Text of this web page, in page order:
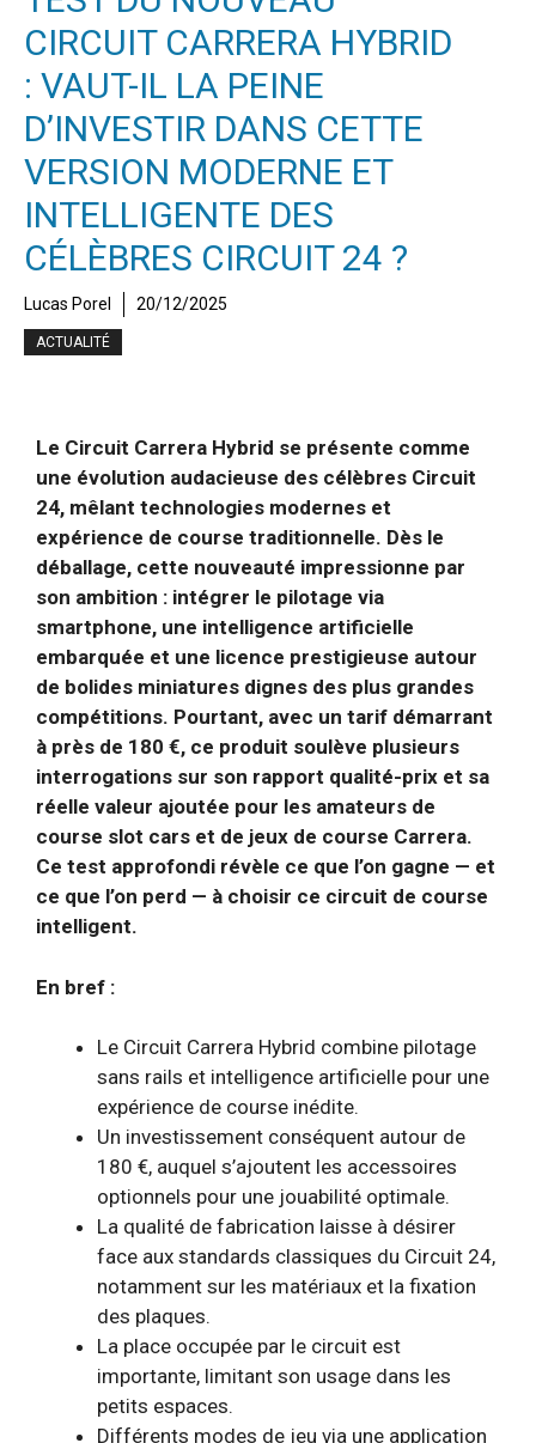
CIRCUIT CARRERA HYBRID
: VAUT-IL LA PEINE
D’INVESTIR DANS CETTE
VERSION MODERNE ET
INTELLIGENTE DES
CÉLÈBRES CIRCUIT 24 ?
Lucas Porel 20/12/2025
ACTUALITÉ
Le Circuit Carrera Hybrid se présente comme
une évolution audacieuse des célèbres Circuit
24, mêlant technologies modernes et
expérience de course traditionnelle. Dès le
déballage, cette nouveauté impressionne par
son ambition : intégrer le pilotage via
smartphone, une intelligence artificielle
embarquée et une licence prestigieuse autour
de bolides miniatures dignes des plus grandes
compétitions. Pourtant, avec un tarif démarrant
à près de 180 €, ce produit soulève plusieurs
interrogations sur son rapport qualité-prix et sa
réelle valeur ajoutée pour les amateurs de
course slot cars et de jeux de course Carrera.
Ce test approfondi révèle ce que l’on gagne — et
ce que l’on perd — à choisir ce circuit de course
intelligent.
En bref :
Le Circuit Carrera Hybrid combine pilotage
sans rails et intelligence artificielle pour une
expérience de course inédite.
Un investissement conséquent autour de
180 €, auquel s’ajoutent les accessoires
optionnels pour une jouabilité optimale.
La qualité de fabrication laisse à désirer
face aux standards classiques du Circuit 24,
notamment sur les matériaux et la fixation
des plaques.
La place occupée par le circuit est
importante, limitant son usage dans les
petits espaces.
Différents modes de jeu via une application